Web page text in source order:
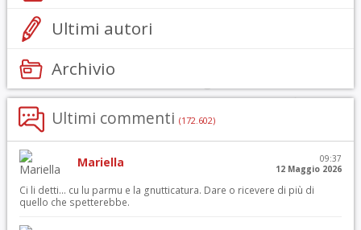
Ultimi autori
Archivio
Ultimi commenti (172.602)
Mariella
09:37
12 Maggio 2026
Ci li detti… cu lu parmu e la gnutticatura. Dare o ricevere di più di
quello che spetterebbe.